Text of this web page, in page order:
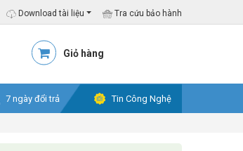
Download tài liệu Tra cứu bảo hành
Giỏ hàng
7 ngày đổi trả Tin Công Nghệ